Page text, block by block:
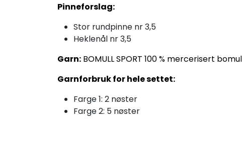
Pinneforslag:
Stor rundpinne nr 3,5
Heklenål nr 3,5
Garn: BOMULL SPORT 100 % mercerisert
Garnforbruk for hele settet:
Farge 1: 2 nøster
Farge 2: 5 nøster